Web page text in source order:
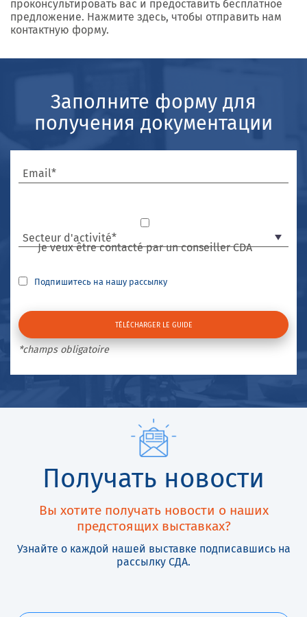
проконсультировать вас и предоставить бесплатное
предложение. Нажмите здесь, чтобы отправить нам
контактную форму.
Заполните форму для
получения документации
Email*
Je veux être contacté par un conseiller CDA
Secteur d'activité*
Подпишитесь на нашу рассылку
*champs obligatoire
Получать новости
Вы хотите получать новости о наших
предстоящих выставках?
Узнайте о каждой нашей выставке подписавшись на
рассылку СДА.